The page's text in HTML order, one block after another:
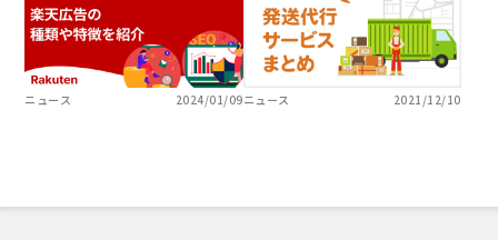
ニュース 2024/01/09ニュース 2021/12/10